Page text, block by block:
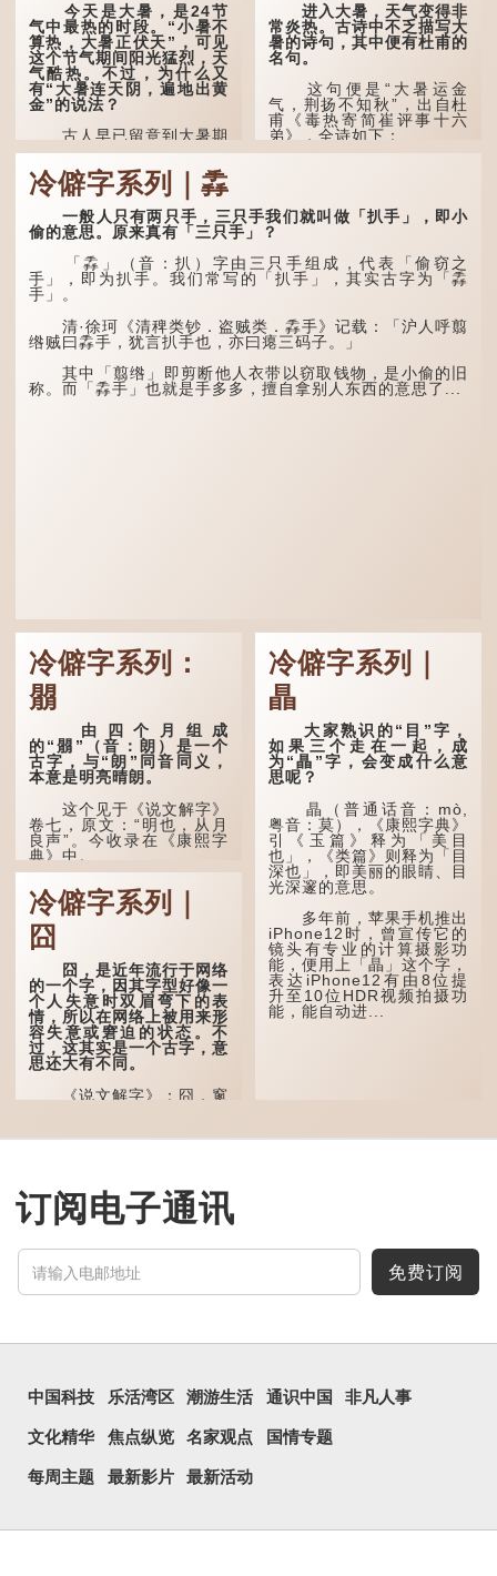
今天是大暑，是24节
气中最热的时段。“小暑不
算热，大暑正伏天”，可见
这个节气期间阳光猛烈，天
气酷热。不过，为什么又
有“大暑连天阴，遍地出黄
金”的说法？
古人早已留意到大暑期
间的气候规律。 《逸周书·
时训解》记载：「大暑之
日，腐草化为萤。又五日，
土润溽暑。又五日，大雨时
行。」意思是说，大暑时节
萤火虫出生，土地湿热，常
有大雨出现。
这段时期的雨水，对农
作物尤其重要。三伏天酷热
难耐，农作物不能缺水。若
连续几天降雨，泥土得以湿
润；雨过天晴后，烈日高
照...
进入大暑，天气变得非
常炎热。古诗中不乏描写大
暑的诗句，其中便有杜甫的
名句。
这句便是“大暑运金
气，荆扬不知秋”，出自杜
甫《毒热寄简崔评事十六
弟》，全诗如下：
林下有塌翼，水中无行
舟。
五行当中“金”对应秋
季，代表凉爽肃杀之
气。“运”是“运行”，描写大
转。
“荆扬”指荆州（湖北）
和扬州（江苏），泛指长江
中下游地区，“...
冷僻字系列｜掱
一般人只有两只手，三只手我们就叫做「扒手」，即小
偷的意思。原来真有「三只手」？
「掱」（音：扒）字由三只手组成，代表「偷窃之
手」，即为扒手。我们常写的「扒手」，其实古字为「掱
手」。
清·徐珂《清稗类钞．盗贼类．掱手》记载：「沪人呼翦
绺贼曰掱手，犹言扒手也，亦曰瘪三码子。」
其中「翦绺」即剪断他人衣带以窃取钱物，是小偷的旧
称。而「掱手」也就是手多多，擅自拿别人东西的意思了...
冷僻字系列：
朤
由四个月组成
的“朤”（音：朗）是一个
古字，与“朗”同音同义，
本意是明亮晴朗。
这个见于《说文解字》
卷七，原文：“明也，从月
良声”。今收录在《康熙字
典》中。
这个字，用法颇多。
“朤朤干坤，舍我其
谁。”干坤是《周易》中的
两个卦名，这里指天地、宇
宙等，形容政治清明，天下
太平！
“天空朤朤，任鸟儿高
飞。”也是指天清气明，鸟
儿可高飞。
“朤朤脆脆”就是形容办
事爽快干脆。我...
冷僻字系列｜
囧
囧，是近年流行于网络
的一个字，因其字型好像一
个人失意时双眉弯下的表
情，所以在网络上被用来形
容失意或窘迫的状态。不
过，这其实是一个古字，意
思还大有不同。
《说文解字》：囧，窻
「囱」一样都是「窗」的象
示在囧地种黍。
这个古字十分少用，直
行表情符号，这个字也被网
民当做表情符号来用。
囧字的「八」像一对委
冷僻字系列｜
瞐
大家熟识的“目”字，
如果三个走在一起，成
为“瞐”字，会变成什么意
思呢？
瞐（普通话音：mò,
粤音：莫），《康熙字典》
引《玉篇》释为「美目
也」，《类篇》则释为「目
深也」，即美丽的眼睛、目
光深邃的意思。
多年前，苹果手机推出
iPhone12时，曾宣传它的
镜头有专业的计算摄影功
能，便用上「瞐」这个字，
表达iPhone12有由8位提
升至10位HDR视频拍摄功
能，能自动进...
订阅电子通讯
免费订阅
中国科技 乐活湾区 潮游生活 通识中国 非凡人事
文化精华 焦点纵览 名家观点 国情专题
每周主题 最新影片 最新活动